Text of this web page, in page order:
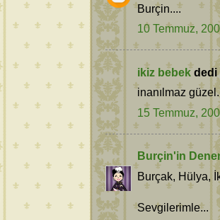
Burçin....
10 Temmuz,
ikiz bebekdedi
inanılmaz güzel.
15 Temmuz,
Burçin'in
Burçak, Hülya,
Sevgilerimle...